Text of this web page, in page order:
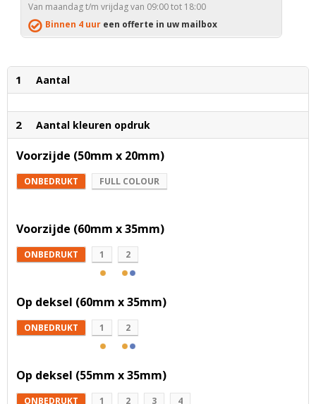
Van maandag t/m vrijdag van 09:00 tot 18:00
Binnen 4 uur een offerte in uw mailbox
1 Aantal
2 Aantal kleuren opdruk
Voorzijde (50mm x 20mm)
ONBEDRUKT FULL COLOUR
Voorzijde (60mm x 35mm)
ONBEDRUKT 1 2
Op deksel (60mm x 35mm)
ONBEDRUKT 1 2
Op deksel (55mm x 35mm)
ONBEDRUKT 1 2 3 4